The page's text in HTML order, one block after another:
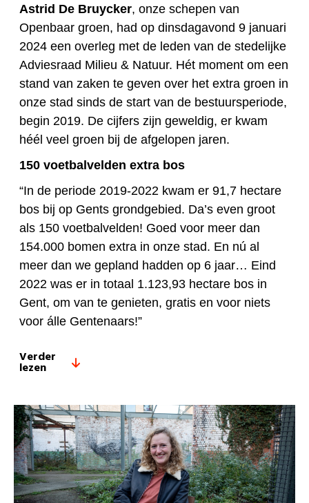
Astrid De Bruycker, onze schepen van
Openbaar groen, had op dinsdagavond 9 januari
2024 een overleg met de leden van de stedelijke
Adviesraad Milieu & Natuur. Hét moment om een
stand van zaken te geven over het extra groen in
onze stad sinds de start van de bestuursperiode,
begin 2019. De cijfers zijn geweldig, er kwam
héél veel groen bij de afgelopen jaren.
150 voetbalvelden extra bos
“In de periode 2019-2022 kwam er 91,7 hectare
bos bij op Gents grondgebied. Da’s even groot
als 150 voetbalvelden! Goed voor meer dan
154.000 bomen extra in onze stad. En nú al
meer dan we gepland hadden op 6 jaar… Eind
2022 was er in totaal 1.123,93 hectare bos in
Gent, om van te genieten, gratis en voor niets
voor álle Gentenaars!”
Verder
lezen